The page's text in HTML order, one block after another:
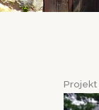
Projekt